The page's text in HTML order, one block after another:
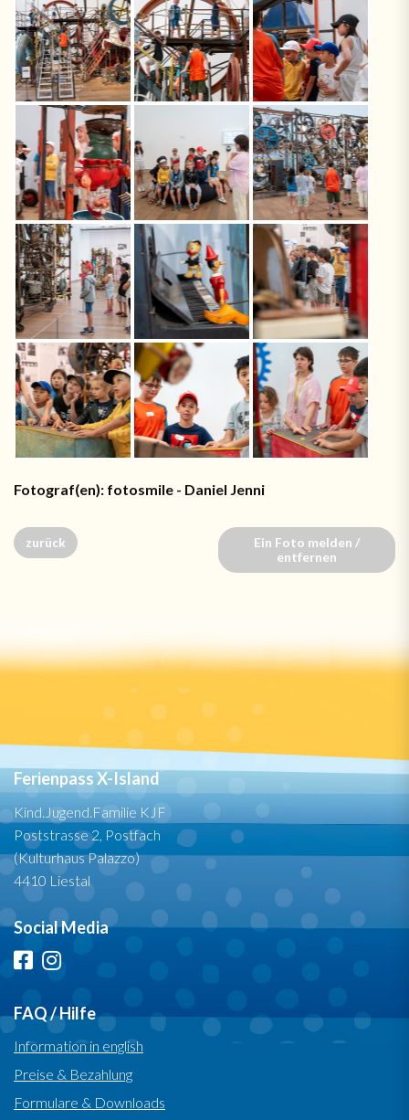
Fotograf(en): fotosmile - Daniel Jenni
zurück
Ein Foto melden /
entfernen
Ferienpass X-Island
Kind.Jugend.Familie KJF
Poststrasse 2, Postfach
(Kulturhaus Palazzo)
4410 Liestal
Social Media
FAQ / Hilfe
Information in english
Preise & Bezahlung
Formulare & Downloads